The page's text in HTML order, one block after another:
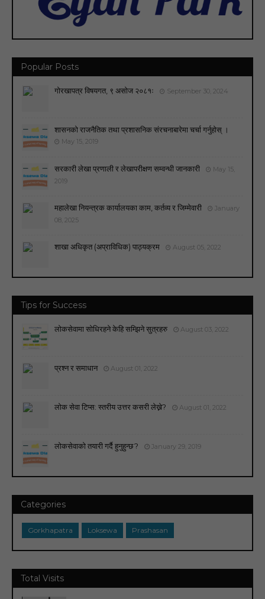
Popular Posts
गोरखापत्र विषयगत, ९ असोज २०८१ः September 30, 2024
शासनको राजनैतिक तथा प्रशासनिक संरचनाबारेमा चर्चा गर्नुहोस् ।
May 15, 2019
सरकारी लेखा प्रणाली र लेखापरीक्षण सम्वन्धी जानकारी
May 15,
2019
महालेखा नियन्त्रक कार्यालयका काम, कर्तव्य र जिम्मेवारी
January
08, 2025
शाखा अधिकृत (अप्राविधिक) पाठ्यक्रम August 05, 2022
Tips for Success
लोकसेवामा सोधिरहने केहि सम्झिने सुत्रहरु August 03, 2022
प्रश्न र समाधान August 01, 2022
लोक सेवा टिप्स: स्तरीय उत्तर कसरी लेख्ने? August 01, 2022
लोकसेवाको तयारी गर्दै हुनुहुन्छ ? January 29, 2019
Categories
Gorkhapatra Loksewa Prashasan
Total Visits